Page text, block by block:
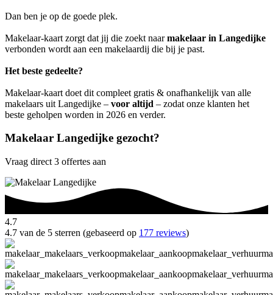
Dan ben je op de goede plek.
Makelaar-kaart zorgt dat jij die zoekt naarmakelaar in Langedijke
verbonden wordt aan een makelaardij die bij je past.
Het beste gedeelte?
Makelaar-kaart doet dit compleet gratis & onafhankelijk van alle
makelaars uit Langedijke – voor altijd – zodat onze klanten het
beste geholpen worden in 2026 en verder.
Makelaar Langedijke gezocht?
Vraag direct 3 offertes aan
4.7
4.7 van de 5 sterren (gebaseerd op 177 reviews)